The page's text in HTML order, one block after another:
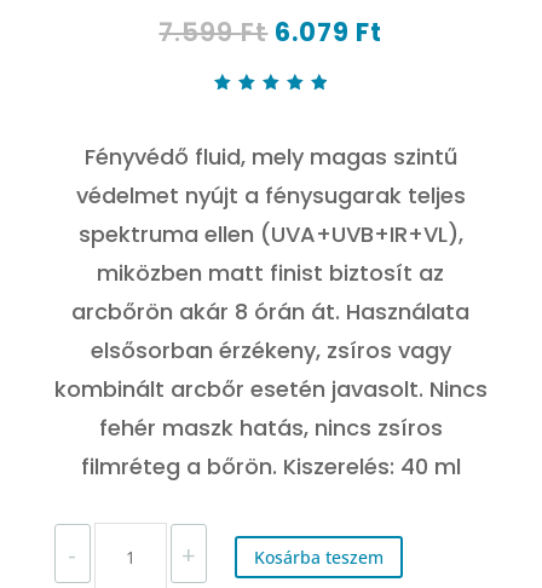
7.599Ft Original
was:
6.079 Ft
ből,
értékelé
s
alapján
Fényvédő fluid, mely magas szintű
védelmet nyújt a fénysugarak teljes
spektruma ellen (UVA+UVB+IR+VL),
miközben matt finist biztosít az
arcbőrön akár 8 órán át. Használata
elsősorban érzékeny, zsíros vagy
kombinált arcbőr esetén javasolt. Nincs
fehér maszk hatás, nincs zsíros
filmréteg a bőrön. Kiszerelés: 40 ml
-
DERMEDIC
SUNBRELLA
+ Kosárba teszem